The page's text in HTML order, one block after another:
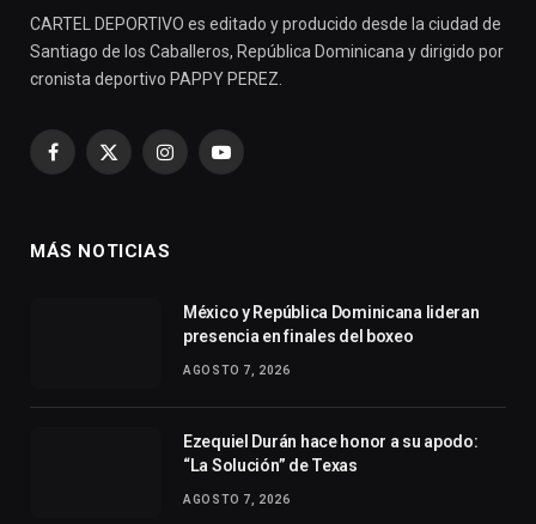
CARTEL DEPORTIVO es editado y producido desde la ciudad de
Santiago de los Caballeros, República Dominicana y dirigido por
cronista deportivo PAPPY PEREZ.
Facebook
X
InstagramYouTube
MÁS NOTICIAS
México y República Dominicana lideran
presencia en finales del boxeo
AGOSTO 7, 2026
Ezequiel Durán hace honor a su apodo:
“La Solución” de Texas
AGOSTO 7, 2026